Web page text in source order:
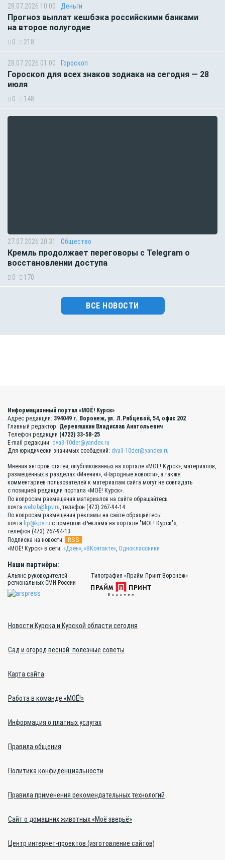
28.07.2026 10:00 Деньги
Прогноз выплат кешбэка российскими банками
на второе полугодие
0 218
28.07.2026 01:00 Гороскоп
Гороскоп для всех знаков зодиака на сегодня — 28
июля
0 148
27.07.2026 20:31 Общество
Кремль продолжает переговоры с Telegram о
восстановлении доступа
0 170
ВСЕ НОВОСТИ
Информационный портал «МОЁ! Курск»
Адрес редакции: 394049 г. Воронеж, ул. Л.Рябцевой, 54, офис 202
Главный редактор: Деревяшкин Владислав Анатольевич
Телефон редакции (4722) 33-58-25
E-mail редакции: dva3-10der@yandex.ru
Для юридически значимых сообщений: dva3-10der@yandex.ru
Мнения авторов статей, опубликованных на портале «МОЁ! Курск», материалов,
размещённых в разделах «Мнения», «Народные новости», а также
комментариев пользователей к материалам сайта могут не совпадать
с позицией редакции портала «МОЁ! Курск».
По вопросам размещения материалов на сайте обращайтесь:
почта webzb@kpv.ru, телефон (473) 267-94-14
По вопросам размещения рекламы на сайте обращайтесь:
почта lip@kpv.ru с пометкой «Реклама на портале "МОЁ! Курск"»,
телефон (473) 267-94-13
Подписка на новости:
RSS
«МОЁ! Курск» в сети: «Дзен», «ВКонтакте», Одноклассники
Наши партнёры:
Альянс руководителей
региональных СМИ России
Типография «Прайм Принт Воронеж»
Новости Курска и Курской области сегодня
Сад и огород весной: полезные советы
Карта сайта
Работа в команде «МОЁ!»
Информация о платных услугах
Правила общения
Политика конфиденциальности
Правила применения рекомендательных технологий
Сайт о домашних животных «Моё зверьё»
Центр интернет-проектов (изготовление сайтов)